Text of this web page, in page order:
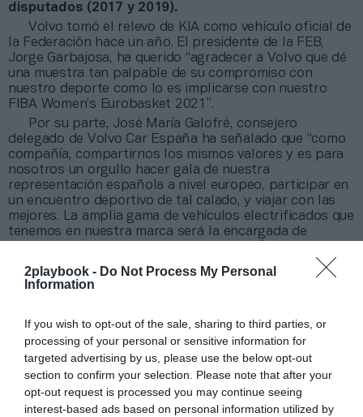
2playbook - Do Not Process My Personal
Information
If you wish to opt-out of the sale, sharing to third parties, or
processing of your personal or sensitive information for
targeted advertising by us, please use the below opt-out
section to confirm your selection. Please note that after your
opt-out request is processed you may continue seeing
interest-based ads based on personal information utilized by
disputados (2017 y 2019).
Volvo tomó el relevo de KIA como vehículo oficial de
la Federación hace un año. El presidente de la FEB,
Jorge Garbajosa, ha querido “agradecer a Volvo que dé
una muestra tan palpable de su compromiso con
nuestro deporte como lo es implicarse con nuestro
FIBA Women’s Eurobasket 2021”.
Por su parte, José María Galofré, consejero
delegado de Volvo Car España ha señalado que “como
compañía, compartirnos los mismos valores y es para
nosotros un orgullo hacer gala de nuestra
representación española a nivel europeo, participar en
un encuentro deportivo de tal calado, y viajar con las
mejores. La amplia gama de vehículos electrificados que
tenemos en nuestra marca será la encargada de
Entre los socios patrocinadores de la FEB están
Endesa, CaixaBank, Finetwork
; Nike es socio técnico,
Quirónsalud, Renfe, Correos, Kellogg’s y Subway.
Añadir2Playbookcomo fuente preferida de Google
de forma gratuita
Mantente informado con las últimas noticias de actualidad.
ACTIVAR AHORA